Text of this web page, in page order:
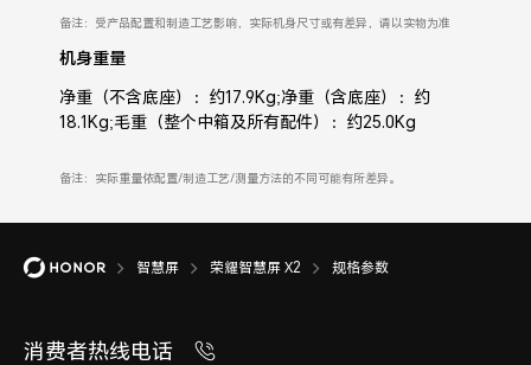
备注：受产品配置和制造工艺影响，实际机身尺寸或有差异，请以实物为准
机身重量
净重（不含底座）：约17.9Kg;净重（含底座）：约
18.1Kg;毛重（整个中箱及所有配件）：约25.0Kg
备注：实际重量依配置/制造工艺/测量方法的不同可能有所差异。
智慧屏 荣耀智慧屏 X2 规格参数
消费者热线电话